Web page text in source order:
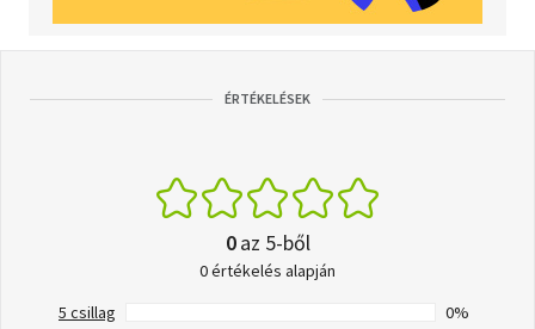
ÉRTÉKELÉSEK
0az 5-ből
0 értékelés alapján
5 csillag
0%